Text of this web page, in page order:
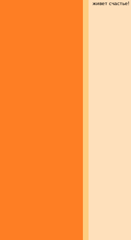
живет счастье!